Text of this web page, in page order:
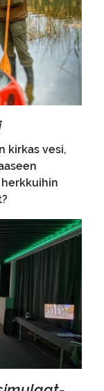
kirkas vesi,